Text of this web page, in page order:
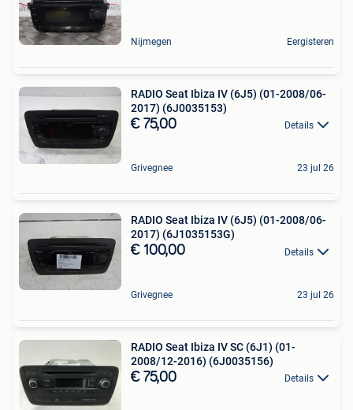
Nijmegen Eergisteren
RADIO Seat Ibiza IV (6J5) (01-2008/06-
2017) (6J0035153)
€ 75,00 Details
Grivegnee 23 jul 26
RADIO Seat Ibiza IV (6J5) (01-2008/06-
2017) (6J1035153G)
€ 100,00 Details
Grivegnee 23 jul 26
RADIO Seat Ibiza IV SC (6J1) (01-
2008/12-2016) (6J0035156)
€ 75,00 Details